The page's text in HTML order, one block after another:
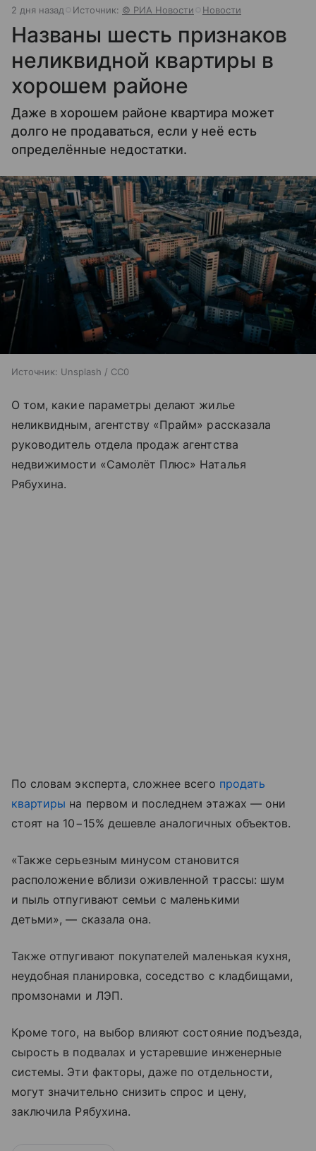
2 дня назад Источник: © РИА Новости Новости
Названы шесть признаков
неликвидной квартиры в
хорошем районе
Даже в хорошем районе квартира может
долго не продаваться, если у неё есть
определённые недостатки.
Источник: Unsplash / CC0
О том, какие параметры делают жилье
неликвидным, агентству «Прайм» рассказала
руководитель отдела продаж агентства
недвижимости «Самолёт Плюс» Наталья
Рябухина.
По словам эксперта, сложнее всего продать
квартиры на первом и последнем этажах — они
стоят на 10−15% дешевле аналогичных объектов.
«Также серьезным минусом становится
расположение вблизи оживленной трассы: шум
и пыль отпугивают семьи с маленькими
детьми», — сказала она.
Также отпугивают покупателей маленькая кухня,
неудобная планировка, соседство с кладбищами,
промзонами и ЛЭП.
Кроме того, на выбор влияют состояние подъезда,
сырость в подвалах и устаревшие инженерные
системы. Эти факторы, даже по отдельности,
могут значительно снизить спрос и цену,
заключила Рябухина.